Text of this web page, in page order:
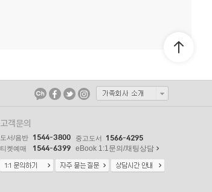
고객문의
도서/음반 1544-3800 중고도서 1566-4295
티켓예매 1544-6399 eBook 1:1문의/채팅상담